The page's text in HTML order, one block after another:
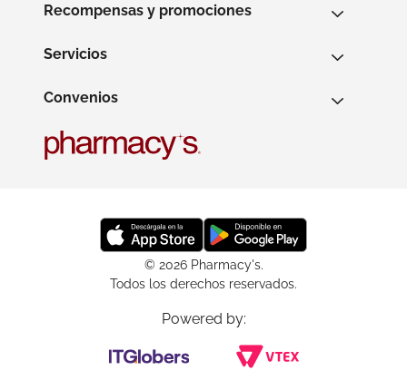
Recompensas y promociones
Servicios
Convenios
© 2026 Pharmacy's.
Todos los derechos reservados.
Powered by: